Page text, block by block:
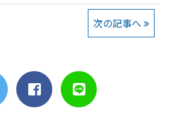
次の記事へ